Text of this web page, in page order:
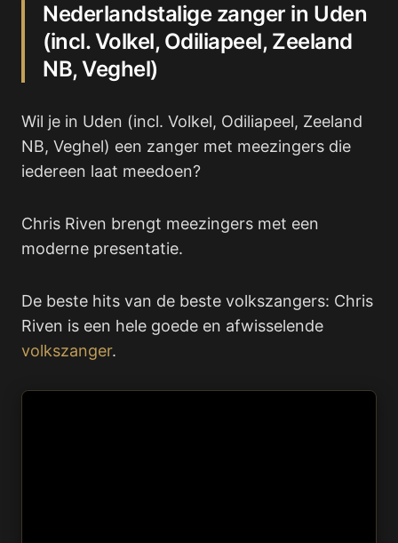
Nederlandstalige zanger in Uden
(incl. Volkel, Odiliapeel, Zeeland
NB, Veghel)
Wil je in Uden (incl. Volkel, Odiliapeel, Zeeland
NB, Veghel) een zanger met meezingers die
iedereen laat meedoen?
Chris Riven brengt meezingers met een
moderne presentatie.
De beste hits van de beste volkszangers: Chris
Riven is een hele goede en afwisselende
volkszanger.